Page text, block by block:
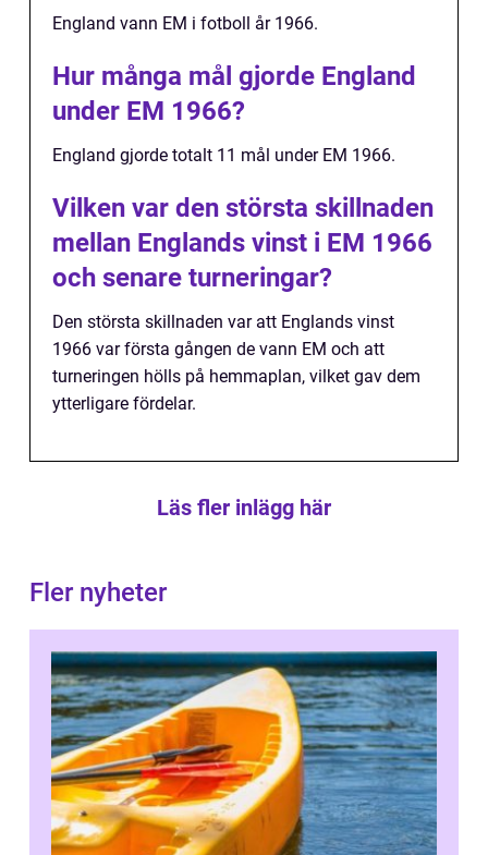
England vann EM i fotboll år 1966.
Hur många mål gjorde England
under EM 1966?
England gjorde totalt 11 mål under EM 1966.
Vilken var den största skillnaden
mellan Englands vinst i EM 1966
och senare turneringar?
Den största skillnaden var att Englands vinst
1966 var första gången de vann EM och att
turneringen hölls på hemmaplan, vilket gav dem
ytterligare fördelar.
Läs fler inlägg här
Fler nyheter